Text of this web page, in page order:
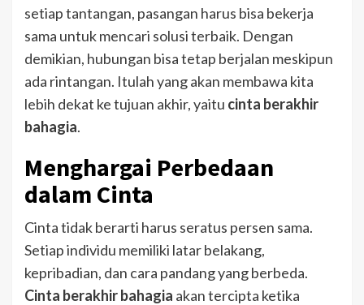
setiap tantangan, pasangan harus bisa bekerja
sama untuk mencari solusi terbaik. Dengan
demikian, hubungan bisa tetap berjalan meskipun
ada rintangan. Itulah yang akan membawa kita
lebih dekat ke tujuan akhir, yaitu cinta berakhir
bahagia.
Menghargai Perbedaan
dalam Cinta
Cinta tidak berarti harus seratus persen sama.
Setiap individu memiliki latar belakang,
kepribadian, dan cara pandang yang berbeda.
Cinta berakhir bahagia akan tercipta ketika